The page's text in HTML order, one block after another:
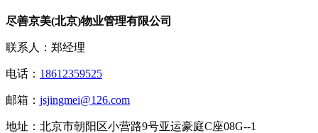
尽善京美(北京)物业管理有限公司
联系人：郑经理
电话： 18612359525
邮箱： jsjingmei@126.com
地址：北京市朝阳区小营路9号亚运豪庭C座08G--1